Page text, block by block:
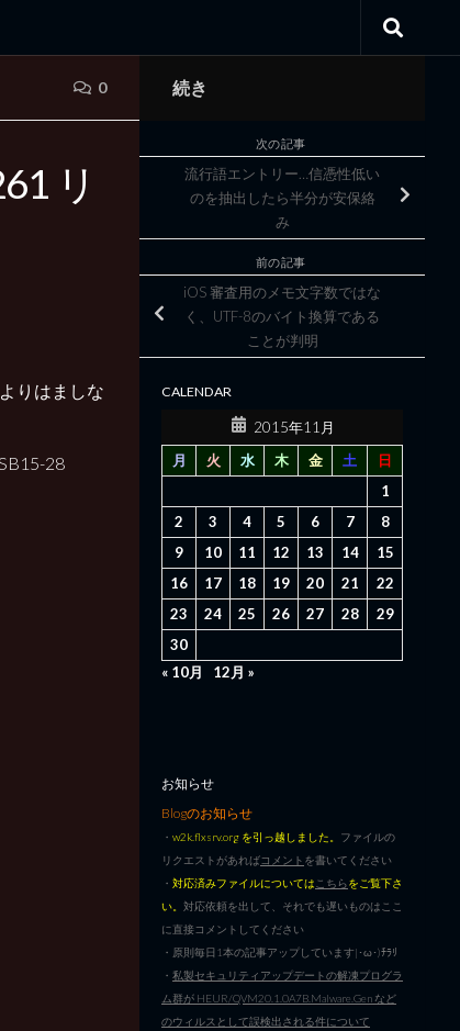
0
リ
りはましな
28
続き
次の記事
流行語エントリー…信憑性低い
のを抽出したら半分が安保絡
み
前の記事
iOS 審査用のメモ文字数ではな
く、UTF-8のバイト換算である
ことが判明
CALENDAR
2015年11月
月
火 水 木 金 土
日
1
2
3 4 5 6 7
8
9
10 11 12 13 14
15
16
17 18 19 20 21
22
23
24 25 26 27 28
29
30
« 10月
12月 »
お知らせ
Blogのお知らせ
・ w2k.flxsrv.org を引っ越しました。 ファイルの
リクエストがあればコメント を書いてください
・ 対応済みファイルについては こちらをご覧下さ
い。 対応依頼を出して、それでも遅いものはここ
に直接コメントしてください
・原則毎日1本の記事アップしています|･ω･)ﾁﾗﾘ
・ 私製セキュリティアップデートの解凍プログラ
ム群が HEUR/QVM20.1.0A7B.Malware.Gen など
のウィルスとして誤検出される件について